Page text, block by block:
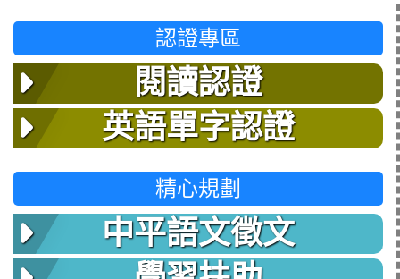
認證專區
閱讀認證
英語單字認證
精心規劃
中平語文徵文